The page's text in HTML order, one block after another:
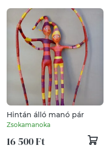
Hintán álló manó pár
Zsokamanoka
16 500 Ft